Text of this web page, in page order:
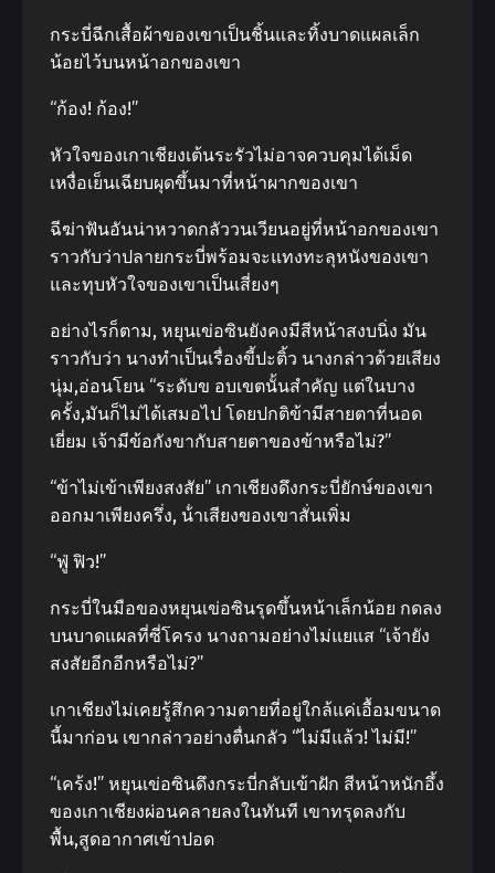
กระบี่ฉีกเสื้อผ้าของเขาเป็นชิ้นและทิ้งบาดแผลเล็ก
น้อยไว้บนหน้าอกของเขา
“ก้อง! ก้อง!”
หัวใจของเกาเชียงเต้นระรัวไม่อาจควบคุมได้เม็ด
เหงื่อเย็นเฉียบผุดขึ้นมาที่หน้าผากของเขา
ฉีฆ่าฟันอันน่าหวาดกลัววนเวียนอยู่ที่หน้าอกของเขา
ราวกับว่าปลายกระบี่พร้อมจะแทงทะลุหนังของเขา
และทุบหัวใจของเขาเป็นเสี่ยงๆ
อย่างไรก็ตาม, หยุนเข่อซินยังคงมีสีหน้าสงบนิ่ง มัน
ราวกับว่า นางทําเป็นเรื่องขี้ปะติ้ว นางกล่าวด้วยเสียง
นุ่ม,อ่อนโยน “ระดับข อบเขตนั้นสําคัญ แต่ในบาง
ครั้ง,มันก็ไม่ได้เสมอไป โดยปกติข้ามีสายตาที่นอด
เยี่ยม เจ้ามีข้อกังขากับสายตาของข้าหรือไม่?”
“ข้าไม่เข้าเพียงสงสัย” เกาเชียงดึงกระบี่ยักษ์ของเขา
ออกมาเพียงครึ่ง, น้ําเสียงของเขาสั่นเพิ่ม
“ฟู่ ฟิว!”
กระบี่ในมือของหยุนเข่อซินรุดขึ้นหน้าเล็กน้อย กดลง
บนบาดแผลที่ซี่โครง นางถามอย่างไม่แยแส “เจ้ายัง
สงสัยอีกอีกหรือไม่?”
เกาเชียงไม่เคยรู้สึกความตายที่อยู่ใกล้แค่เอื้อมขนาด
นี้มาก่อน เขากล่าวอย่างตื่นกลัว “ไม่มีแล้ว! ไม่มี!”
“เคร้ง!” หยุนเข่อซินดึงกระบี่กลับเข้าฝัก สีหน้าหนักอึ้ง
ของเกาเชียงผ่อนคลายลงในทันที เขาทรุดลงกับ
พื้น,สูดอากาศเข้าปอด